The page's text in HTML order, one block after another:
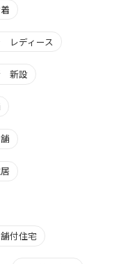
ディース
新設
付住宅